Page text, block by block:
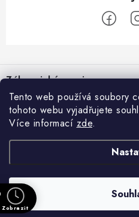
Tento web používá soubory
tohoto webu vyjadřujete
Více informací zde.
á
pZákaznický servis
Hodnocení obchodu
Registrace do VIP klubu
O nás
Užitečné odkazy
GDPR
Doprava a platba
Copyright 2026 Tempus Design
Zobrazit